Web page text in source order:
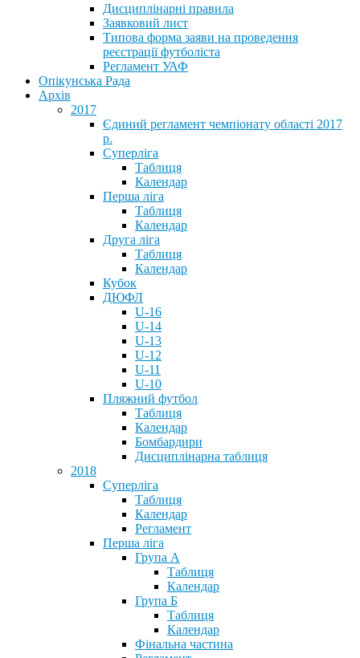
Дисциплінарні правила
Заявковий лист
Типова форма заяви на проведення
реєстрації футболіста
Регламент УАФ
Опікунська Рада
Архів
2017
Єдиний регламент чемпіонату області 2017
р.
Суперліга
Таблиця
Календар
Перша ліга
Таблиця
Календар
Друга ліга
Таблиця
Календар
Кубок
ДЮФЛ
U-16
U-14
U-13
U-12
U-11
U-10
Пляжний футбол
Таблиця
Календар
Бомбардири
Дисциплінарна таблиця
2018
Суперліга
Таблиця
Календар
Регламент
Перша ліга
Група А
Таблиця
Календар
Група Б
Таблиця
Календар
Фінальна частина